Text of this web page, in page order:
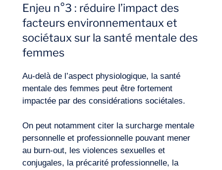
Enjeu n°3 : réduire l’impact des
facteurs environnementaux et
sociétaux sur la santé mentale des
femmes
Au-delà de l’aspect physiologique, la santé
mentaledes femmes peut être fortement
impactée par des considérations sociétales.
On peut notamment citer la surcharge mentale
personnelle et professionnelle pouvant mener
au burn-out, les violences sexuelles et
conjugales, la précarité professionnelle, la